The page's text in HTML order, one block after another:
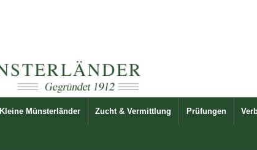
Kleine Münsterländer Zucht & Vermittlung Prüfungen